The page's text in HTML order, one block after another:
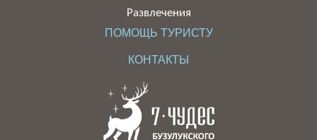
Развлечения
ПОМОЩЬ ТУРИСТУ
КОНТАКТЫ